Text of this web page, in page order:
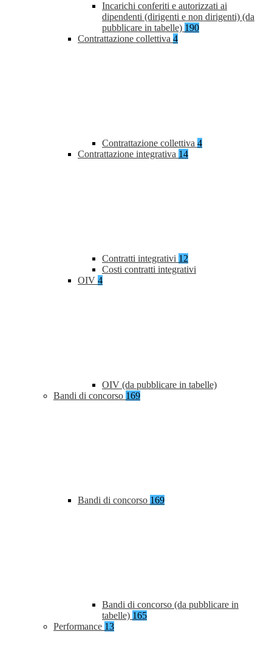
Incarichi conferiti e autorizzati ai
dipendenti (dirigenti e non dirigenti) (da
pubblicare in tabelle) 190
Contrattazione collettiva 4
Contrattazione collettiva 4
Contrattazione integrativa 14
Contratti integrativi 12
Costi contratti integrativi
OIV 4
OIV (da pubblicare in tabelle)
Bandi di concorso 169
Bandi di concorso 169
Bandi di concorso (da pubblicare in
tabelle) 165
Performance 13